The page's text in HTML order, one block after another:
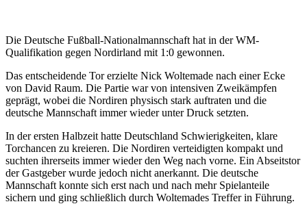
Die Deutsche Fußball-Nationalmannschaft hat in der WM-
Qualifikation gegen Nordirland mit 1:0 gewonnen.
Das entscheidende Tor erzielte Nick Woltemade nach einer Ecke
von David Raum. Die Partie war von intensiven Zweikämpfen
geprägt, wobei die Nordiren physisch stark auftraten und die
deutsche Mannschaft immer wieder unter Druck setzten.
In der ersten Halbzeit hatte Deutschland Schwierigkeiten, klare
Torchancen zu kreieren. Die Nordiren verteidigten kompakt und
suchten ihrerseits immer wieder den Weg nach vorne. Ein Abseitstor
der Gastgeber wurde jedoch nicht anerkannt. Die deutsche
Mannschaft konnte sich erst nach und nach mehr Spielanteile
sichern und ging schließlich durch Woltemades Treffer in Führung.